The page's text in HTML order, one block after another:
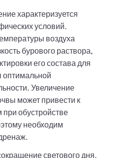
характеризуется
условий.
воздуха
бурового раствора,
его состава для
Увеличение
может привести к
обустройстве
необходим
светового дня.